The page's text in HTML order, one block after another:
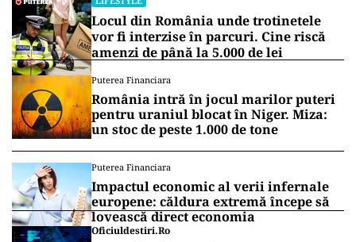
Locul din România unde trotinetele
vor fi interzise în parcuri. Cine riscă
amenzi de până la 5.000 de lei
Puterea Financiara
România intră în jocul marilor puteri
pentru uraniul blocat în Niger. Miza:
un stoc de peste 1.000 de tone
Puterea Financiara
Impactul economic al verii infernale
europene: căldura extremă începe să
lovească direct economia
Oficiuldestiri.ro